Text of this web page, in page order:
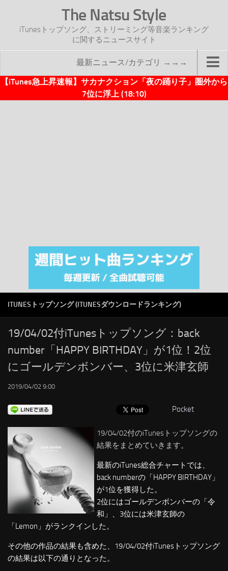
The Natsu Style
iTunesトップソング、ストリーミング等音楽ランキング
に関するニュースサイト
最新ニュース/カテゴリ →→→
TOP
注目カテゴリ
オリジナルiTunes週間トップソング
RSS
LINKS
【iTunes急上昇速報】サカナクション「夜の踊り子」圏外から
7位に浮上 (18:10)
ITUNESトップソング (ITUNESダウンロードランキング)
19/04/02付iTunesトップソング：back
number「HAPPY BIRTHDAY」が1位！2位
にゴールデンボンバー、3位に米津玄師
2019/04/02 9:00
Pocket
19/04/02付のiTunesトップソングの
結果をまとめていきます。
最新のiTunes総合チャートでは、
back numberの「HAPPY BIRTHDAY」
が1位を獲得した。
2位にはゴールデンボンバーの「令
和」、3位には米津玄師の
「Lemon」がランクインした。
その他の作品の結果も含めた、19/04/02付iTunesトップソング
の結果は以下の通りとなった。